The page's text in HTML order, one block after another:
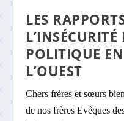
LES
POLITIQUE
L’OUEST
Chers frères et sœurs
de nos frères Evêques